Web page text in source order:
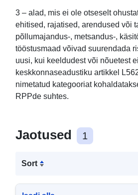
3 – alad, mis ei ole otseselt
ehitised, rajatised, arendused või
põllumajandus-, metsandus-,
tööstusmaad võivad suurendada
uusi, kui keeldudest või nõuetest
keskkonnaseadustiku artikkel
nimetatud kategooriat
RPPde suhtes.
Jaotused 1
Sort